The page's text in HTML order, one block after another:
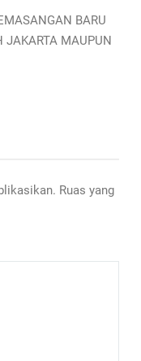
BARU
JAKARTA MAUPUN
Ruas yang